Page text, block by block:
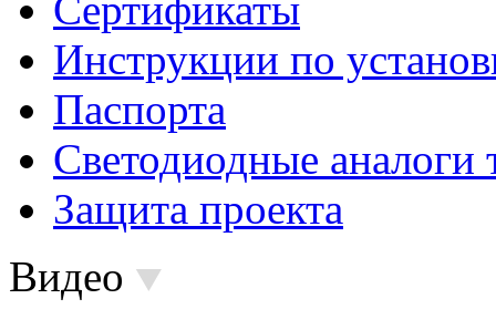
Инструкции по
Паспорта
Светодиодные аналоги
Защита проекта
Видео